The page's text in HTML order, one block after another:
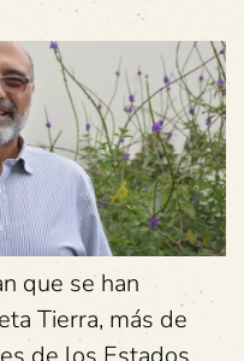
que se han
Tierra, más de